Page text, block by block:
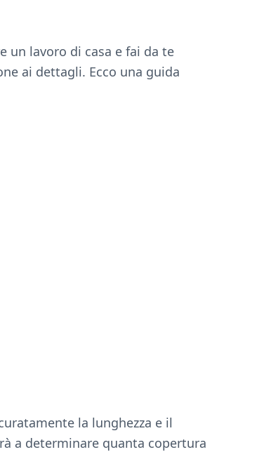
un lavoro di casa e fai da te
ai dettagli. Ecco una guida
la lunghezza e il
a determinare quanta copertura